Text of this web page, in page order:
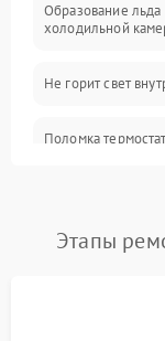
Образование льда
холодильной
Не горит свет
Поломка
Поломка системы
Этапы